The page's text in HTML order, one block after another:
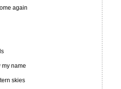
again
name
skies